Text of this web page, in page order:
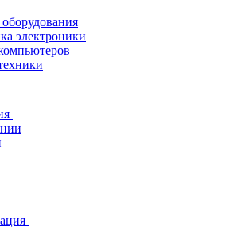
электроники